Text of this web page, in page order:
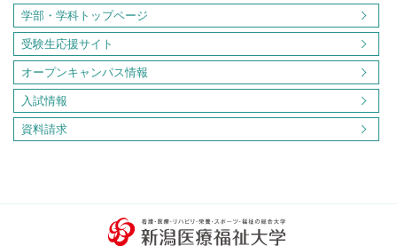
学部・学科トップページ
受験生応援サイト
オープンキャンパス情報
入試情報
資料請求